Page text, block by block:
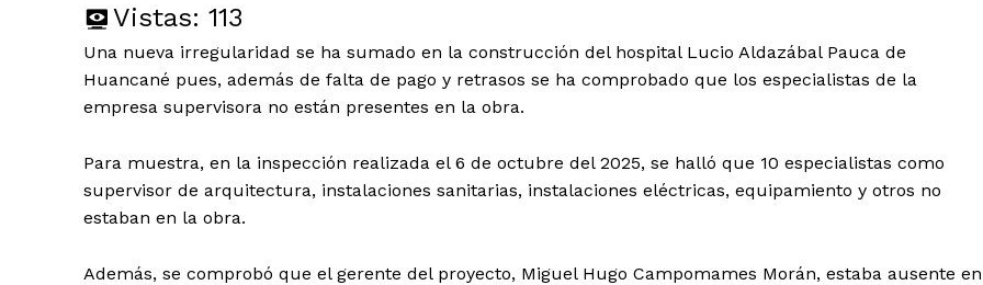
Vistas: 113
Una nueva irregularidad se ha sumado en la construcción del hospital Lucio Aldazábal Pauca de
Huancané pues, además de falta de pago y retrasos se ha comprobado que los especialistas de la
empresa supervisora no están presentes en la obra.
Para muestra, en la inspección realizada el 6 de octubre del 2025, se halló que 10 especialistas como
supervisor de arquitectura, instalaciones sanitarias, instalaciones eléctricas, equipamiento y otros no
estaban en la obra.
Además, se comprobó que el gerente del proyecto, Miguel Hugo Campomames Morán, estaba ausente en